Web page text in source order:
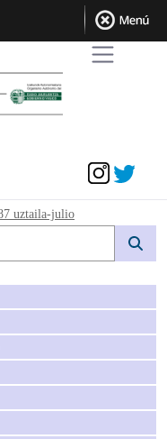
uztaila-julio